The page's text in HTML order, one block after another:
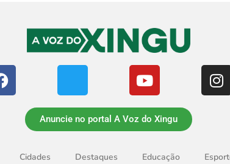
Anuncie no portal A Voz do Xingu
Cidades Destaques Educação